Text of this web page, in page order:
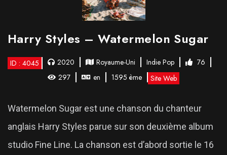
Harry Styles – Watermelon Sugar
ID : 4045 2020 Royaume-Uni Indie Pop
76
297
en 1595 ème Site Web
Watermelon Sugar est une chanson du chanteur
anglais Harry Styles parue sur son deuxième album
studio Fine Line. La chanson est d’abord sortie le 16